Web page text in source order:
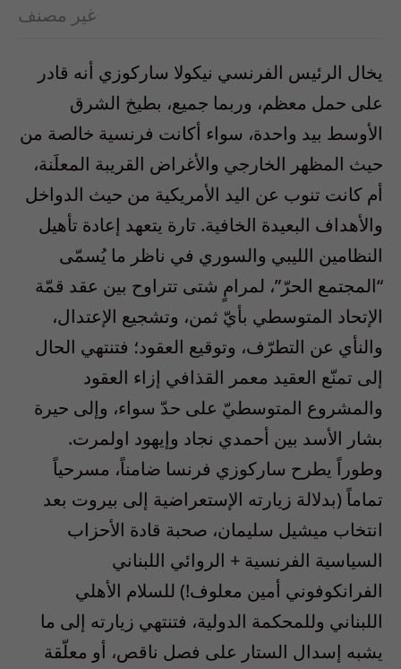
غير مصنف
يخال الرئيس الفرنسي نيكولا ساركوزي أنه قادر
على حمل معظم، وربما جميع، بطيخ الشرق
الأوسط بيد واحدة، سواء أكانت فرنسية خالصة من
حيث المظهر الخارجي والأغراض القريبة المعلَنة،
أم كانت تنوب عن اليد الأمريكية من حيث الدواخل
والأهداف البعيدة الخافية. تارة يتعهد إعادة تأهيل
النظامين الليبي والسوري في ناظر ما يُسمّى
“المجتمع الحرّ”، لمرامٍ شتى تتراوح بين عقد قمّة
الإتحاد المتوسطي بأيّ ثمن، وتشجيع الإعتدال،
والنأي عن التطرّف، وتوقيع العقود؛ فتنتهي الحال
إلى تمنّع العقيد معمر القذافي إزاء العقود
والمشروع المتوسطيّ على حدّ سواء، وإلى حيرة
بشار الأسد بين أحمدي نجاد وإيهود اولمرت.
وطوراً يطرح ساركوزي فرنسا ضامناً، مسرحياً
تماماً (بدلالة زيارته الإستعراضية إلى بيروت بعد
انتخاب ميشيل سليمان، صحبة قادة الأحزاب
السياسية الفرنسية + الروائي اللبناني
الفرانكوفوني أمين معلوف!) للسلام الأهلي
اللبناني وللمحكمة الدولية، فتنتهي زيارته إلى ما
يشبه إسدال الستار على فصل ناقص، أو معلّقة